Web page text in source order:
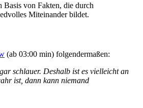
Basis von Fakten, die durch
Miteinander bildet.
(ab 03:00 min) folgendermaßen:
schlauer. Deshalb ist es vielleicht an
ist, dann kann niemand